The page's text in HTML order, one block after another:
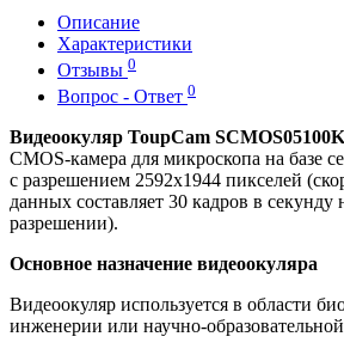
Описание
Характеристики
Отзывы 0
Вопрос - Ответ 0
Видеоокуляр ToupCam
CMOS-камера для микроскопа на базе
с разрешением 2592x1944 пикселей
данных составляет 30 кадров в
разрешении).
Основное назначение видеоокуляра
Видеоокуляр используется в области
инженерии или научно-образовательной